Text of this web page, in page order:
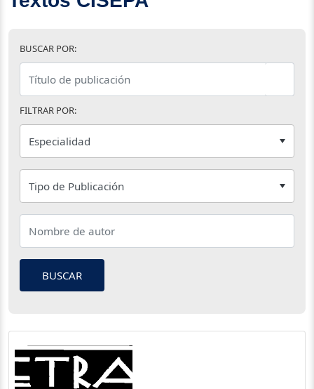
BUSCAR POR:
FILTRAR POR:
BUSCAR